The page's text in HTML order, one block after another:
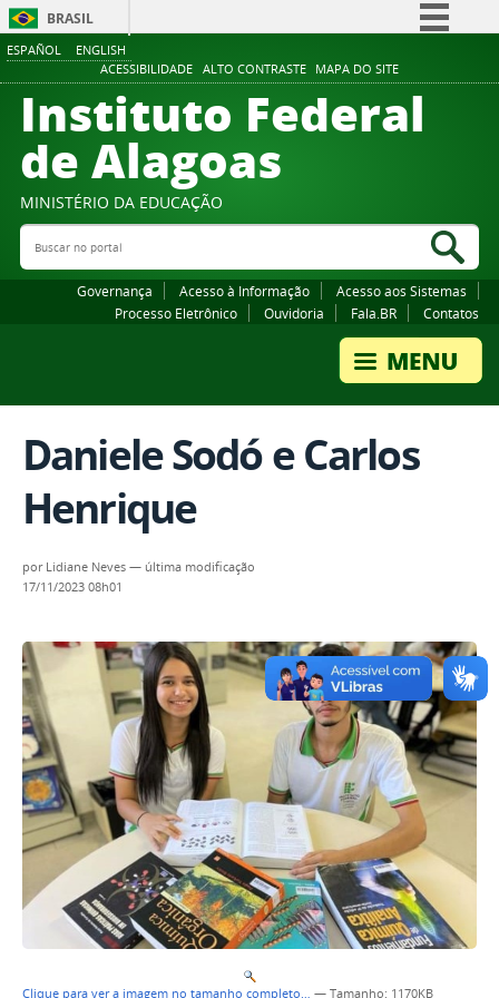
ESPAÑOL ENGLISH
ACESSIBILIDADE ALTO CONTRASTE MAPA DO SITE
BRASIL
Comunica BR
Participe
Canais
Instituto Federal
de Alagoas
MINISTÉRIO DA EDUCAÇÃO
Buscar no portal
Governança Acesso à Informação
Acesso aos Sistemas
Processo Eletrônico
Ouvidoria Fala.BR Contatos
Daniele Sodó e Carlos
Henrique
por Lidiane Neves — última modificação
17/11/2023 08h01
Clique para ver a imagem no tamanho completo… — Tamanho: 1170KB